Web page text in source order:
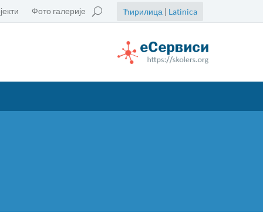
Фото галерије Ћирилица | Latinica